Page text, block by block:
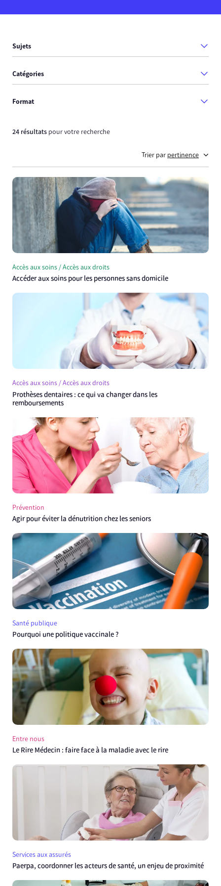
Sujets
Catégories
Format
24 résultats pour votre recherche
Trier par pertinence
Accès aux soins / Accès aux droits
Accéder aux soins pour les personnes sans domicile
Accès aux soins / Accès aux droits
Prothèses dentaires : ce qui va changer dans les
remboursements
Prévention
Agir pour éviter la dénutrition chez les seniors
Santé publique
Pourquoi une politique vaccinale ?
Entre nous
Le Rire Médecin : faire face à la maladie avec le rire
Services aux assurés
Paerpa, coordonner les acteurs de santé, un enjeu de proximité